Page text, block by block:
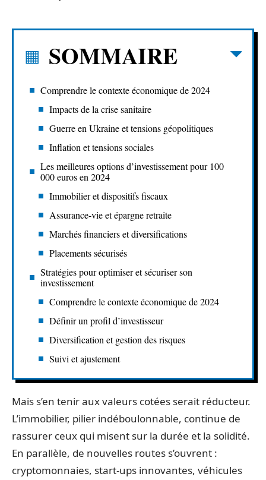
SOMMAIRE
Comprendre le contexte économique de 2024
Impacts de la crise sanitaire
Guerre en Ukraine et tensions géopolitiques
Inflation et tensions sociales
Les meilleures options d’investissement pour 100
000 euros en 2024
Immobilier et dispositifs fiscaux
Assurance-vie et épargne retraite
Marchés financiers et diversifications
Placements sécurisés
Stratégies pour optimiser et sécuriser son
investissement
Comprendre le contexte économique de 2024
Définir un profil d’investisseur
Diversification et gestion des risques
Suivi et ajustement
Mais s’en tenir aux valeurs cotées serait réducteur.
L’immobilier, pilier indéboulonnable, continue de
rassurer ceux qui misent sur la durée et la solidité.
En parallèle, de nouvelles routes s’ouvrent :
cryptomonnaies, start-ups innovantes, véhicules